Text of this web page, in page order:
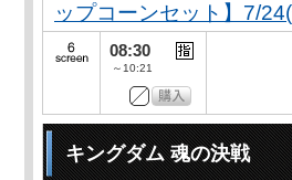
ップコーンセット】7/24(
08:30
～10:21
キングダム 魂の決戦